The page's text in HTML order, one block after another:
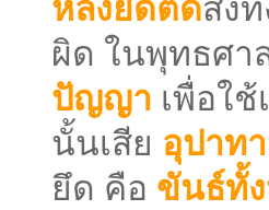
หลงยึดติดสิ่ง
ผิด ในพุทธศา
ปัญญา เพื่อใ
นั้นเสีย อุปาท
ยึด คือ ขันธ์ทั้